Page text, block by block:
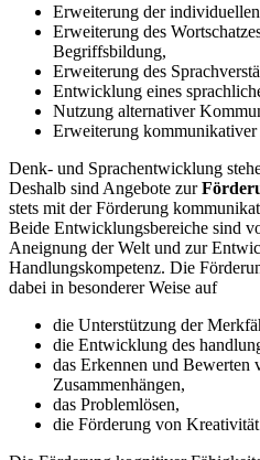
Erweiterung der
Erweiterung des
Begriffsbildung,
Erweiterung des
Entwicklung eines
Nutzung alternativer
Erweiterung
Denk- und Sprachentwicklung
Deshalb sind Angebote zur
stets mit der Förderung
Beide Entwicklungsbereiche sind
Aneignung der Welt und zur
Handlungskompetenz. Die
dabei in besonderer Weise auf
die Unterstützung der
die Entwicklung des
das Erkennen und Bewerten
Zusammenhängen,
das Problemlösen,
die Förderung von